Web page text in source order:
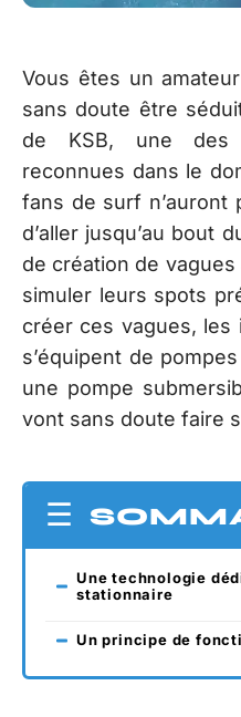
Vous êtes un
sans doute être
de KSB, une des
reconnues dans le
fans de surf n’auront
d’aller jusqu’au bout
de création de
simuler leurs spots
créer ces vagues, les
s’équipent de
une pompe
vont sans doute faire
Une technologie
stationnaire
Un principe de